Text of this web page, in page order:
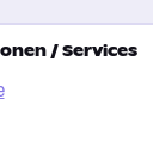
/ Services